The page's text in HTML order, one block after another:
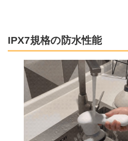
IPX7規格の防水性能